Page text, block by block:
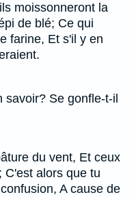
moissonneront la
de blé; Ce qui
farine, Et s'il y en
savoir? Se gonfle-t-il
du vent, Et ceux
C'est alors que tu
A cause de